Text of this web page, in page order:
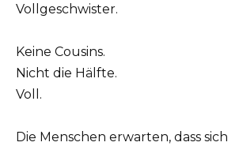
Vollgeschwister.
Keine Cousins.
Nicht die Hälfte.
Voll.
Die Menschen erwarten, dass sich